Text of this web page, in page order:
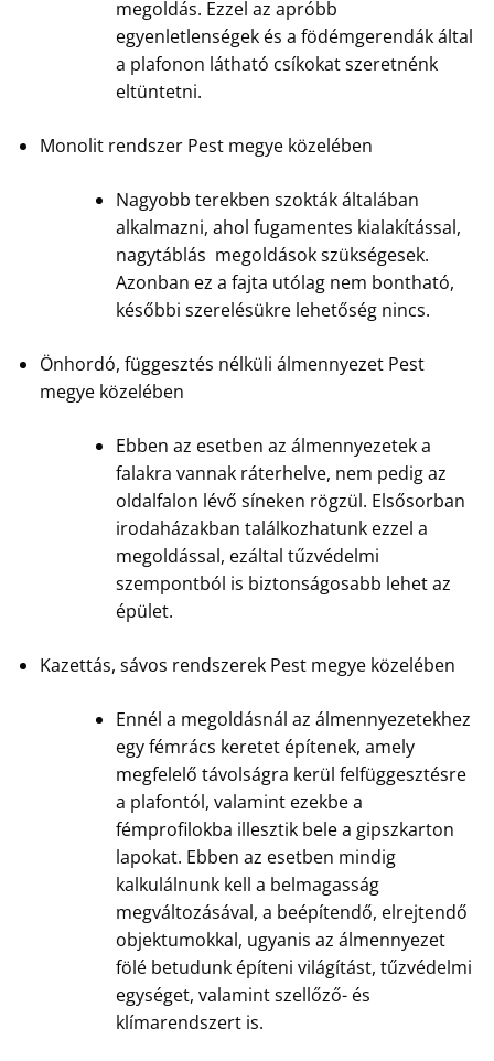
megoldás. Ezzel az apróbb
egyenletlenségek és a födémgerendák által
a plafonon látható csíkokat szeretnénk
eltüntetni.
Monolit rendszer Pest megye közelében
Nagyobb terekben szokták általában
alkalmazni, ahol fugamentes kialakítással,
nagytáblás megoldások szükségesek.
Azonban ez a fajta utólag nem bontható,
későbbi szerelésükre lehetőség nincs.
Önhordó, függesztés nélküli álmennyezet Pest
megye közelében
Ebben az esetben az álmennyezetek a
falakra vannak ráterhelve, nem pedig az
oldalfalon lévő síneken rögzül. Elsősorban
irodaházakban találkozhatunk ezzel a
megoldással, ezáltal tűzvédelmi
szempontból is biztonságosabb lehet az
épület.
Kazettás, sávos rendszerek Pest megye közelében
Ennél a megoldásnál az álmennyezetekhez
egy fémrács keretet építenek, amely
megfelelő távolságra kerül felfüggesztésre
a plafontól, valamint ezekbe a
fémprofilokba illesztik bele a gipszkarton
lapokat. Ebben az esetben mindig
kalkulálnunk kell a belmagasság
megváltozásával, a beépítendő, elrejtendő
objektumokkal, ugyanis az álmennyezet
fölé betudunk építeni világítást, tűzvédelmi
egységet, valamint szellőző- és
klímarendszert is.